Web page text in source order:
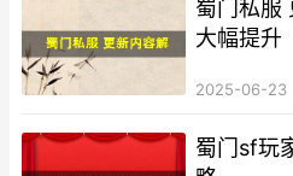
蜀门私服
大幅提升
2025-06-23
蜀门sf玩